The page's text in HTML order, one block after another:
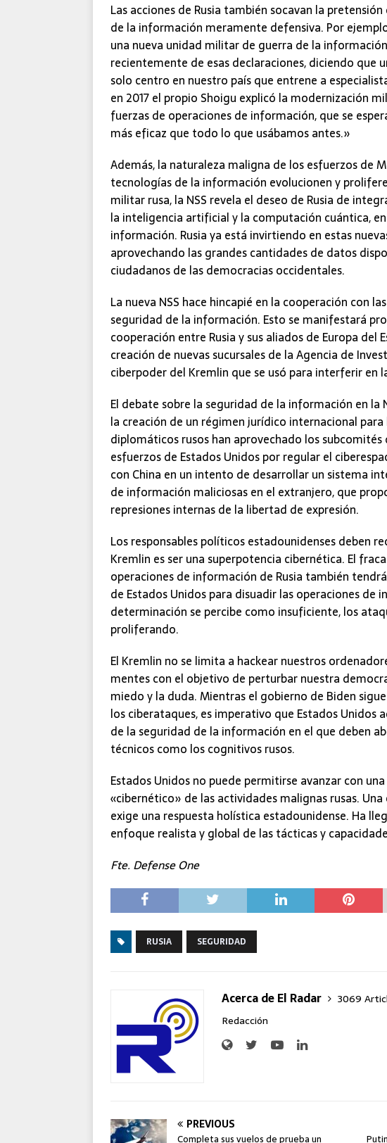
Las acciones de Rusia también socavan la
de la información meramente defensiva. Por
una nueva unidad militar de guerra de la
recientemente de esas declaraciones, diciendo que
solo centro en nuestro país que entrene a
en 2017 el propio Shoigu explicó la modernización
fuerzas de operaciones de información, que se
más eficaz que todo lo que usábamos antes.»
Además, la naturaleza maligna de los esfuerzos de
tecnologías de la información evolucionen y
militar rusa, la NSS revela el deseo de Rusia de
la inteligencia artificial y la computación cuántica,
información. Rusia ya está invirtiendo en estas
aprovechando las grandes cantidades de datos
ciudadanos de las democracias occidentales.
La nueva NSS hace hincapié en la cooperación con
seguridad de la información. Esto se manifestará
cooperación entre Rusia y sus aliados de Europa del
creación de nuevas sucursales de la Agencia de
ciberpoder del Kremlin que se usó para interferir en
El debate sobre la seguridad de la información en la
la creación de un régimen jurídico internacional
diplomáticos rusos han aprovechado los subcomités
esfuerzos de Estados Unidos por regular el
con China en un intento de desarrollar un sistema
de información maliciosas en el extranjero, que
represiones internas de la libertad de expresión.
Los responsables políticos estadounidenses deben
Kremlin es ser una superpotencia cibernética. El
operaciones de información de Rusia también
de Estados Unidos para disuadir las operaciones de
determinación se percibe como insuficiente, los
proliferando.
El Kremlin no se limita a hackear nuestros
mentes con el objetivo de perturbar nuestra
miedo y la duda. Mientras el gobierno de Biden
los ciberataques, es imperativo que Estados
de la seguridad de la información en el que deben
técnicos como los cognitivos rusos.
Estados Unidos no puede permitirse avanzar con
«cibernético» de las actividades malignas rusas.
exige una respuesta holística estadounidense. Ha
enfoque realista y global de las tácticas y
Fte. Defense One
RUSIA SEGURIDAD
Acerca de El Radar
3069
Redacción
PREVIOUS
Completa sus vuelos de prueba un